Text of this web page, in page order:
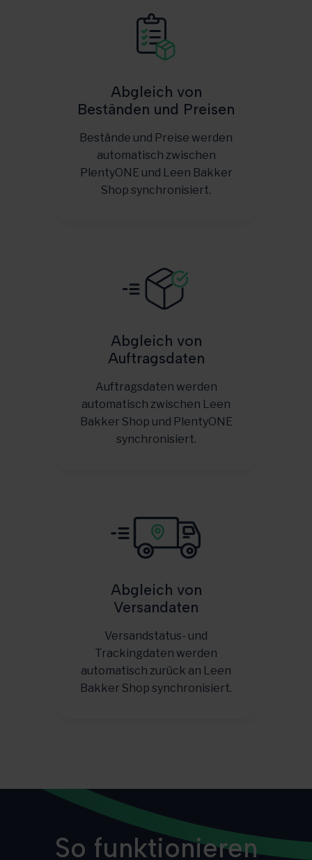
Abgleich von
Beständen und Preisen
Bestände und Preise werden
automatisch zwischen
PlentyONE und Leen Bakker
Shop synchronisiert.
Abgleich von
Auftragsdaten
Auftragsdaten werden
automatisch zwischen Leen
Bakker Shop und PlentyONE
synchronisiert.
Abgleich von
Versandaten
Versandstatus- und
Trackingdaten werden
automatisch zurück an Leen
Bakker Shop synchronisiert.
So funktionieren